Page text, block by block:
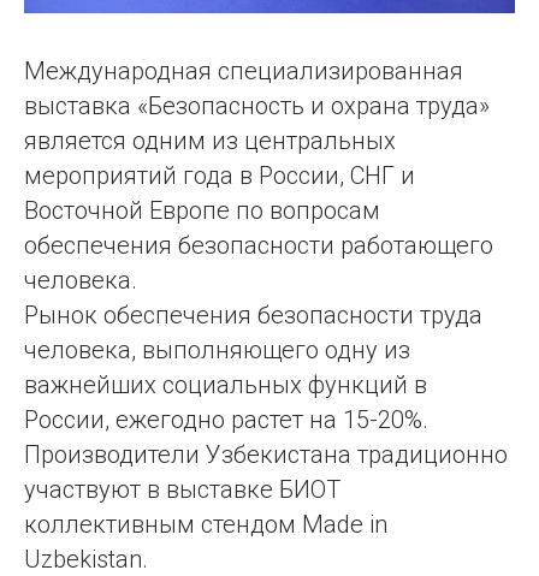
Международная специализированная
выставка «Безопасность и охрана труда»
является одним из центральных
мероприятий года в России, СНГ и
Восточной Европе по вопросам
обеспечения безопасности работающего
человека.
Рынок обеспечения безопасности труда
человека, выполняющего одну из
важнейших социальных функций в
России, ежегодно растет на 15-20%.
Производители Узбекистана традиционно
участвуют в выставке БИОТ
коллективным стендом Made in
Uzbekistan.